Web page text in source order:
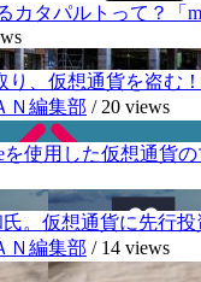
カタパルトって？「
り、仮想通貨を盗む
Ｎ編集部 / 20 views
を使用した仮想通貨
。仮想通貨に先行
Ｎ編集部 / 14 views